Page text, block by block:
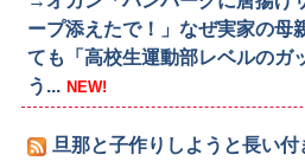
ープ添えたで！」なぜ実家の母
ても「高校生運動部レベルのガ
う... NEW!
旦那と子作りしようと長い